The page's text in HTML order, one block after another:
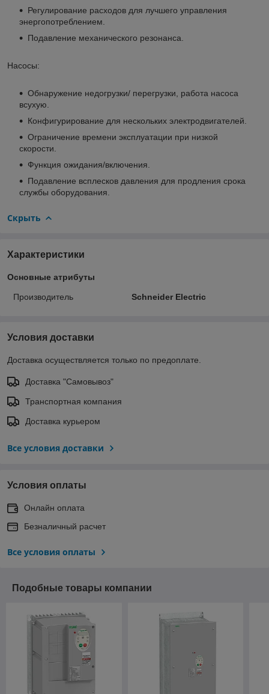
Регулирование расходов для лучшего управления
энергопотреблением.
Подавление механического резонанса.
Насосы:
Обнаружение недогрузки/ перегрузки, работа насоса
всухую.
Конфигурирование для нескольких электродвигателей.
Ограничение времени эксплуатации при низкой
скорости.
Функция ожидания/включения.
Подавление всплесков давления для продления срока
службы оборудования.
Скрыть
Характеристики
Основные атрибуты
Производитель Schneider Electric
Условия доставки
Доставка осуществляется только по предоплате.
Доставка "Самовывоз"
Транспортная компания
Доставка курьером
Все условия доставки
Условия оплаты
Онлайн оплата
Безналичный расчет
Все условия оплаты
Подобные товары компании